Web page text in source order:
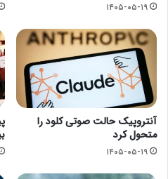
۱۴۰۵-۰۵-۱۹
آنتروپیک حالت صوتی کلود را
متحول کرد
۱۴۰۵-۰۵-۱۹